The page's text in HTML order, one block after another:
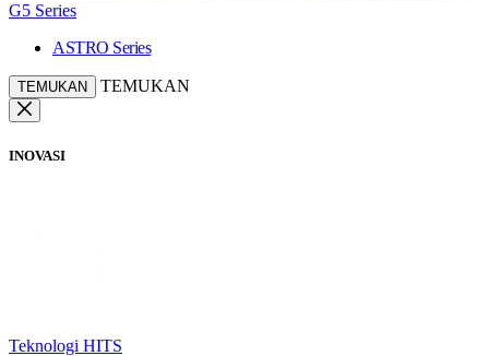
G5 Series
ASTRO Series
TEMUKAN TEMUKAN
INOVASI
Teknologi HITS